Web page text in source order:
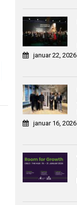
januar 22, 2026
januar 16, 2026